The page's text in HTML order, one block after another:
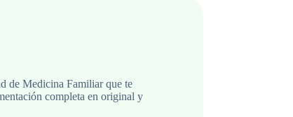
de Medicina Familiar que te
completa en original y